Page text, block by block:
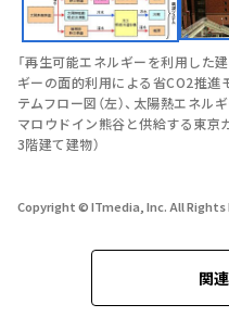
「再生可能エネルギーを利用した
ギーの面的利用による省CO2推進
テムフロー図（左）、太陽熱エネル
マロウドイン熊谷と供給する東京
3階建て建物）
Copyright © ITmedia, Inc. All Rights
関